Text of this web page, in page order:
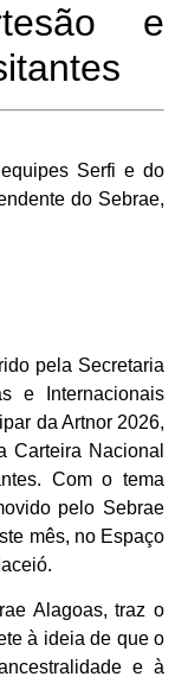
e
Serfi e do
do Sebrae,
pela Secretaria
e Internacionais
da Artnor 2026,
Carteira Nacional
Com o tema
pelo Sebrae
mês, no Espaço
Alagoas, traz o
à ideia de que o
e à